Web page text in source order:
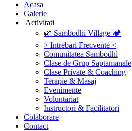
‎Acasa
Galerie
‎ ‎Activitati‎
🌿 Sambodhi Village 🏕️
> Intrebari Frecvente <
Comunitatea Sambodhi
Clase de Grup Saptamanale
Clase Private & Coaching
Terapie & Masaj
‎Evenimente
Voluntariat
‏‏‎Instructori & Facilitatori
Colaborare
Contact